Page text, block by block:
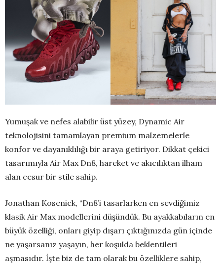
Yumuşak ve nefes alabilir üst yüzey, Dynamic Air
teknolojisini tamamlayan premium malzemelerle
konfor ve dayanıklılığı bir araya getiriyor. Dikkat çekici
tasarımıyla Air Max Dn8, hareket ve akıcılıktan ilham
alan cesur bir stile sahip.
Jonathan Kosenick, “Dn8’i tasarlarken en sevdiğimiz
klasik Air Max modellerini düşündük. Bu ayakkabıların en
büyük özelliği, onları giyip dışarı çıktığınızda gün içinde
ne yaşarsanız yaşayın, her koşulda beklentileri
aşmasıdır. İşte biz de tam olarak bu özelliklere sahip,